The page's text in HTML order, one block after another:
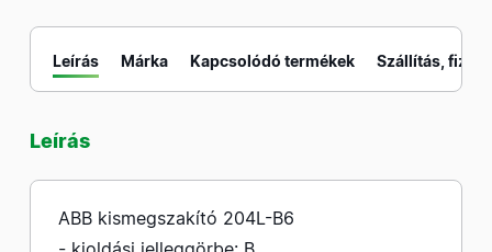
Leírás Márka Kapcsolódó termékek Szállítás,
Leírás
ABB kismegszakító 204L-B6